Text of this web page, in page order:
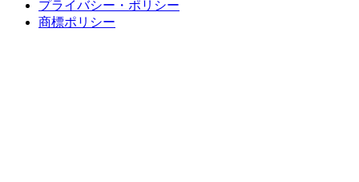
プライバシー・ポリシー
商標ポリシー